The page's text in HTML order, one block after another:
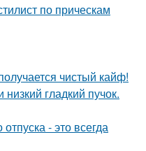
по прическам
чистый кайф!
гладкий пучок.
- это всегда